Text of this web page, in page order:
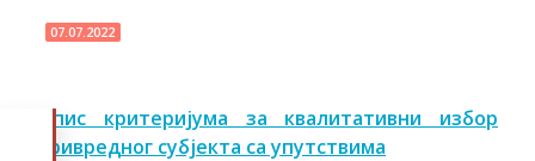
07.07.2022
Опис критеријума за квалитативни избор
привредног субјекта са упутствима